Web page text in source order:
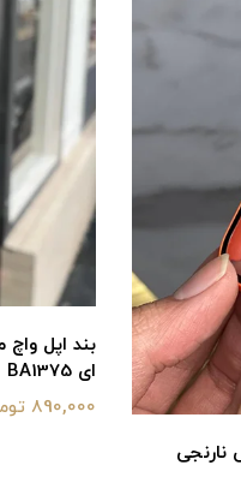
نارنجی
ای BA1375
890,000 تومان